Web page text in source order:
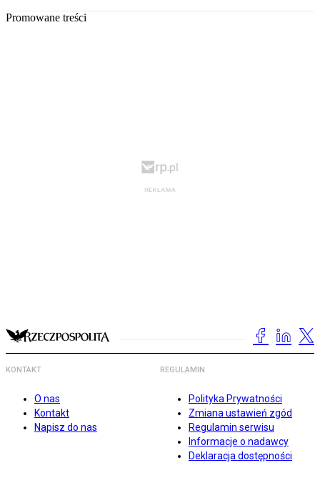
Promowane treści
KONTAKT
O nas
Kontakt
Napisz do nas
REGULAMIN
Polityka Prywatności
Zmiana ustawień zgód
Regulamin serwisu
Informacje o nadawcy
Deklaracja dostępności